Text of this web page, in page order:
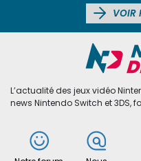
VOIR
L’actualité des jeux vidéo
news Nintendo Switch et 3DS,